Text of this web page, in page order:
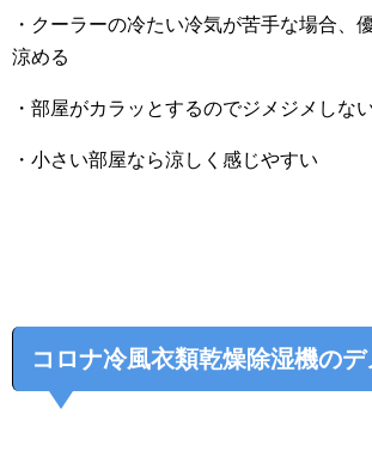
・クーラーの冷たい冷気が苦手な場合、
涼める
・部屋がカラッとするのでジメジメしな
・小さい部屋なら涼しく感じやすい
コロナ冷風衣類乾燥除湿機のデ